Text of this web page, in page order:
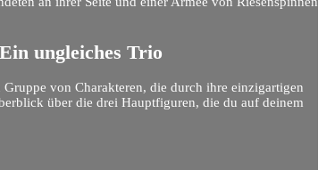
ungleiches Trio
von Charakteren, die durch ihre einzigartigen
über die drei Hauptfiguren, die du auf deinem